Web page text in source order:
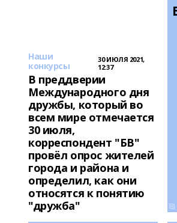
Наши
конкурсы
30 ИЮЛЯ 2021,
12:37
В преддверии
Международного дня
дружбы, который во
всем мире отмечается
30 июля,
корреспондент "БВ"
провёл опрос жителей
города и района и
определил, как они
относятся к понятию
"дружба"